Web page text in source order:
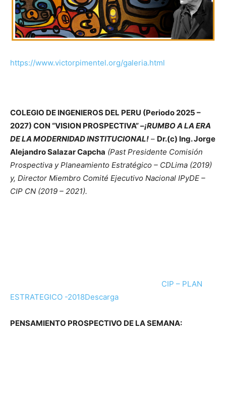
https://www.victorpimentel.org/galeria.html
COLEGIO DE INGENIEROS DEL PERU (Periodo 2025 –
2027) CON “VISION PROSPECTIVA” –¡RUMBO A LA ERA
DE LA MODERNIDAD INSTITUCIONAL! – Dr.(c) Ing. Jorge
Alejandro Salazar Capcha (Past Presidente Comisión
Prospectiva y Planeamiento Estratégico – CDLima (2019)
y, Director Miembro Comité Ejecutivo Nacional IPyDE –
CIP CN (2019 – 2021).
CIP – PLAN
ESTRATEGICO -2018Descarga
PENSAMIENTO PROSPECTIVO DE LA SEMANA: